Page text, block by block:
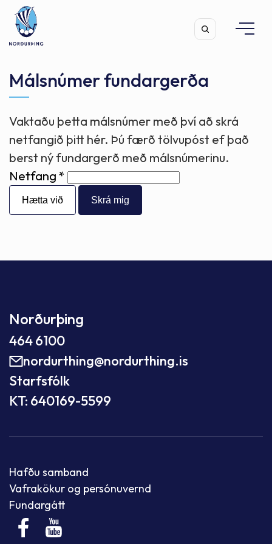
Leita
Málsnúmer fundargerða
Vaktaðu þetta málsnúmer með því að skrá
netfangið þitt hér. Þú færð tölvupóst ef það
berst ný fundargerð með málsnúmerinu.
Netfang
Hætta við
Norðurþing
464 6100
nordurthing@nordurthing.is
Starfsfólk
KT: 640169-5599
Hafðu samband
Vafrakökur og persónuvernd
Fundargátt